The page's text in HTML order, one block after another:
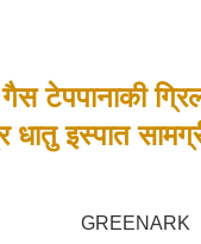
टेपपानाकी
इस्पात
GREENARK